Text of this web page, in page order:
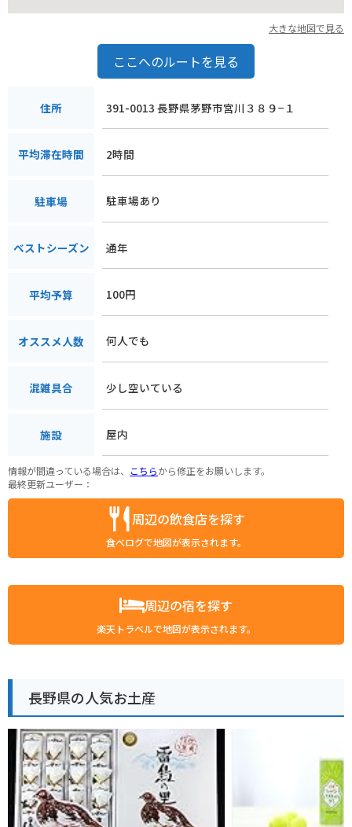
大きな地図で見る
ここへのルートを見る
住所 391-0013 長野県茅野市宮川３８９−１
平均滞在時間 2時間
駐車場 駐車場あり
ベストシーズン 通年
平均予算 100円
オススメ人数 何人でも
混雑具合 少し空いている
施設 屋内
情報が間違っている場合は、 こちらから修正をお願いします。
最終更新ユーザー：
周辺の飲食店を探す
食べログで地図が表示されます。
周辺の宿を探す
楽天トラベルで地図が表示されます。
長野県の人気お土産